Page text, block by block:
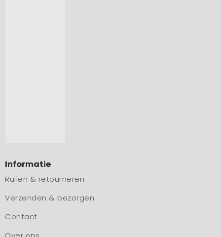
Informatie
Ruilen & retourneren
Verzenden & bezorgen
Contact